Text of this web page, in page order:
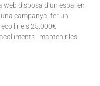
disposa d’un espai en
campanya, fer un
els 25.000€
i mantenir les